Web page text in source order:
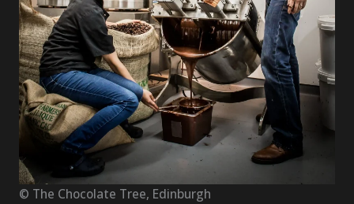
© The Chocolate Tree, Edinburgh